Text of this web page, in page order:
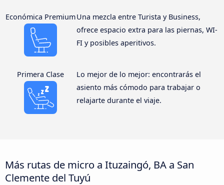
Económica PremiumUna mezcla entre Turista y Business,
ofrece espacio extra para las piernas, WI-
FI y posibles aperitivos.
Primera Clase
Lo mejor de lo mejor: encontrarás el
asiento más cómodo para trabajar o
relajarte durante el viaje.
Más rutas de micro a Ituzaingó, BA a San
Clemente del Tuyú